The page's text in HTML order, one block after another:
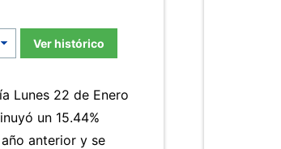
Ver histórico
Lunes 22 de Enero
un 15.44%
anterior y se